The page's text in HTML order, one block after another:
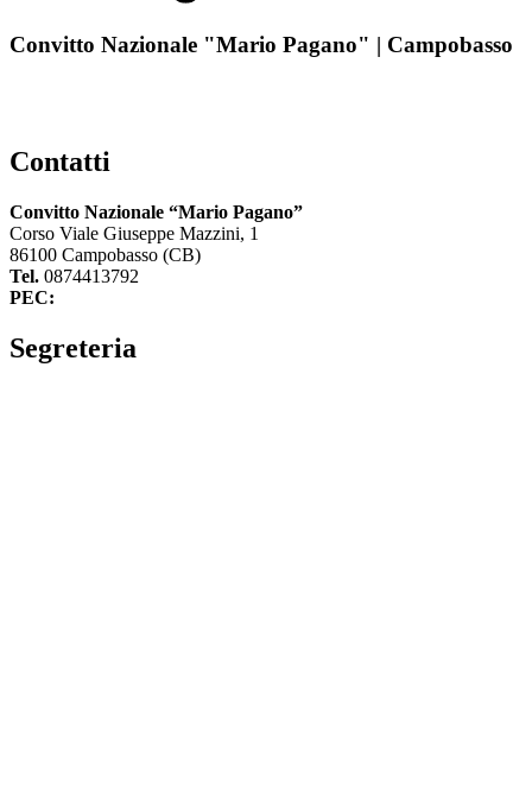
Convitto Nazionale "Mario Pagano" | Campobasso
Contatti
Convitto Nazionale “Mario Pagano”
Corso Viale Giuseppe Mazzini, 1
86100 Campobasso (CB)
Tel. 0874413792
PEC:
Segreteria